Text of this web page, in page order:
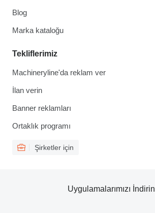
Blog
Marka kataloğu
Tekliflerimiz
Machineryline'da reklam ver
İlan verin
Banner reklamları
Ortaklık programı
Şirketler için
Uygulamalarımızı İndirin